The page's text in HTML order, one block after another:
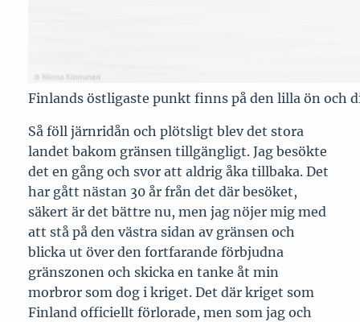
Finlands östligaste punkt finns på den lilla ön och
Så föll järnridån och plötsligt blev det stora
landet bakom gränsen tillgängligt. Jag besökte
det en gång och svor att aldrig åka tillbaka. Det
har gått nästan 30 år från det där besöket,
säkert är det bättre nu, men jag nöjer mig med
att stå på den västra sidan av gränsen och
blicka ut över den fortfarande förbjudna
gränszonen och skicka en tanke åt min
morbror som dog i kriget. Det där kriget som
Finland officiellt förlorade, men som jag och